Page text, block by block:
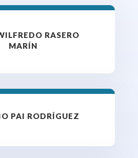
RASERO
MARÍN
PAI RODRÍGUEZ